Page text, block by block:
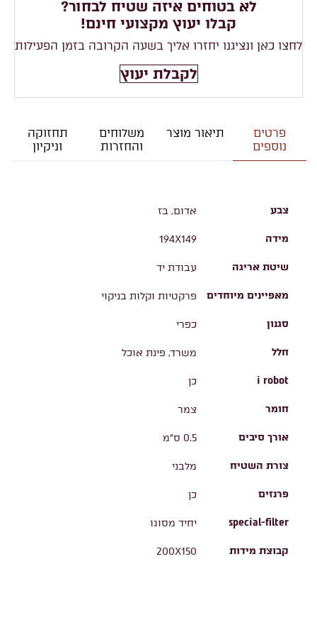
לא בטוחים איזה שטיח לבחור?
קבלו יעוץ מקצועי חינם!
לחצו כאן ונציגנו יחזרו אליך בשעה הקרובה בזמן הפעילות
לקבלת יעוץ
פרטים
נוספים
תיאור מוצר
משלוחים
והחזרות
תחזוקה
וניקיון
צבע אדום, בז
מידה 194X149
שיטת אריגה עבודת יד
מאפיינים מיוחדים פרקטיות וקלות בניקוי
סגנון כפרי
חלל משרד, פינת אוכל
i robot כן
חומר צמר
אורך סיבים 0.5 ס"מ
צורת השטיח מלבני
פרנזים כן
special-filter יחיד מסוגו
קבוצת מידות 200X150